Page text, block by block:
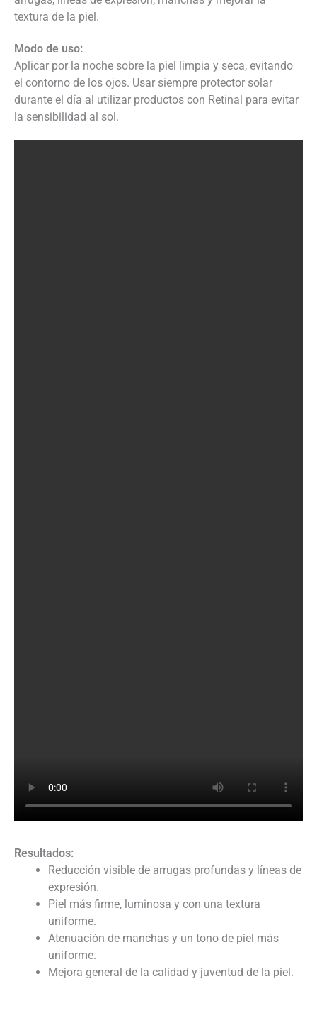
textura de la piel.
Modo de uso:
Aplicar por la noche sobre la piel limpia y seca, evitando
el contorno de los ojos. Usar siempre protector solar
durante el día al utilizar productos con Retinal para evitar
la sensibilidad al sol.
Resultados:
Reducción visible de arrugas profundas y líneas de
expresión.
Piel más firme, luminosa y con una textura
uniforme.
Atenuación de manchas y un tono de piel más
uniforme.
Mejora general de la calidad y juventud de la piel.